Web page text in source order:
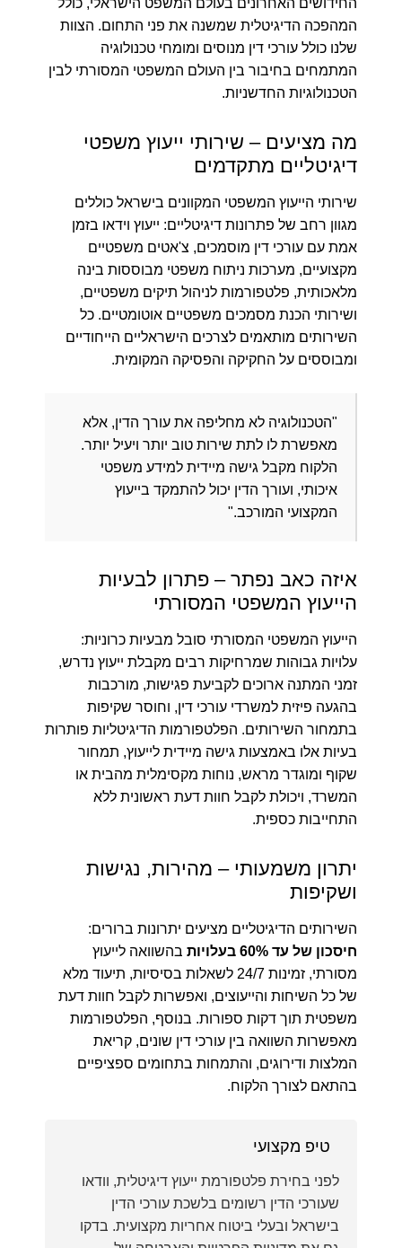
החידושים האחרונים בעולם המשפט הישראלי, כולל
המהפכה הדיגיטלית שמשנה את פני התחום. הצוות
שלנו כולל עורכי דין מנוסים ומומחי טכנולוגיה
המתמחים בחיבור בין העולם המשפטי המסורתי לבין
הטכנולוגיות החדשניות.
מה מציעים – שירותי ייעוץ משפטי
דיגיטליים מתקדמים
שירותי הייעוץ המשפטי המקוונים בישראל כוללים
מגוון רחב של פתרונות דיגיטליים: ייעוץ וידאו בזמן
אמת עם עורכי דין מוסמכים, צ'אטים משפטיים
מקצועיים, מערכות ניתוח משפטי מבוססות בינה
מלאכותית, פלטפורמות לניהול תיקים משפטיים,
ושירותי הכנת מסמכים משפטיים אוטומטיים. כל
השירותים מותאמים לצרכים הישראליים הייחודיים
ומבוססים על החקיקה והפסיקה המקומית.
"הטכנולוגיה לא מחליפה את עורך הדין, אלא
מאפשרת לו לתת שירות טוב יותר ויעיל יותר.
הלקוח מקבל גישה מיידית למידע משפטי
איכותי, ועורך הדין יכול להתמקד בייעוץ
המקצועי המורכב."
איזה כאב נפתר – פתרון לבעיות
הייעוץ המשפטי המסורתי
הייעוץ המשפטי המסורתי סובל מבעיות כרוניות:
עלויות גבוהות שמרחיקות רבים מקבלת ייעוץ נדרש,
זמני המתנה ארוכים לקביעת פגישות, מורכבות
בהגעה פיזית למשרדי עורכי דין, וחוסר שקיפות
בתמחור השירותים. הפלטפורמות הדיגיטליות פותרות
בעיות אלו באמצעות גישה מיידית לייעוץ, תמחור
שקוף ומוגדר מראש, נוחות מקסימלית מהבית או
המשרד, ויכולת לקבל חוות דעת ראשונית ללא
התחייבות כספית.
יתרון משמעותי – מהירות, נגישות
ושקיפות
השירותים הדיגיטליים מציעים יתרונות ברורים:
חיסכון של עד 60% בעלויות
בהשוואה לייעוץ
מסורתי, זמינות 24/7 לשאלות בסיסיות, תיעוד מלא
של כל השיחות והייעוצים, ואפשרות לקבל חוות דעת
משפטית תוך דקות ספורות. בנוסף, הפלטפורמות
מאפשרות השוואה בין עורכי דין שונים, קריאת
המלצות ודירוגים, והתמחות בתחומים ספציפיים
בהתאם לצורך הלקוח.
טיפ מקצועי
לפני בחירת פלטפורמת ייעוץ דיגיטלית, וודאו
שעורכי הדין רשומים בלשכת עורכי הדין
בישראל ובעלי ביטוח אחריות מקצועית. בדקו